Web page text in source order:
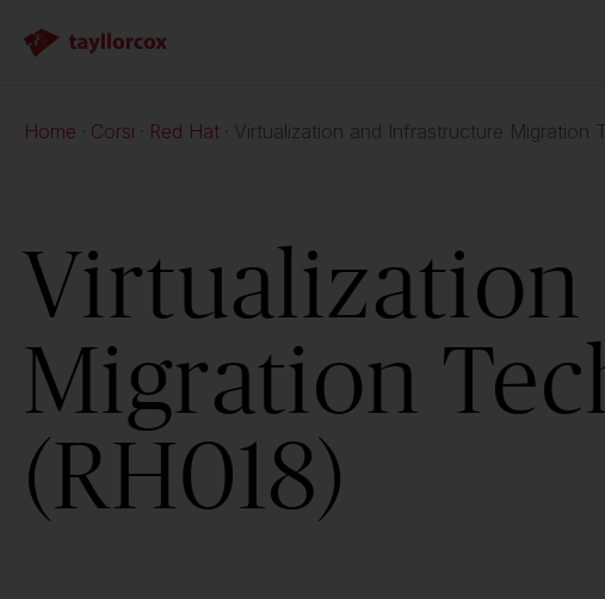
Home Corsi Red Hat Virtualization and Infrastructure Migration
Virtualization
Migration
(RH018)